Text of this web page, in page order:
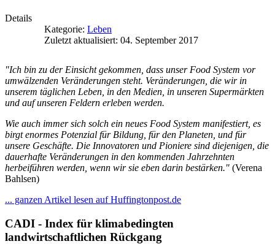
Details
Kategorie: Leben
Zuletzt aktualisiert: 04. September 2017
"Ich bin zu der Einsicht gekommen, dass unser Food System vor
umwälzenden Veränderungen steht. Veränderungen, die wir in
unserem täglichen Leben, in den Medien, in unseren Supermärkten
und auf unseren Feldern erleben werden.
Wie auch immer sich solch ein neues Food System manifestiert, es
birgt enormes Potenzial für Bildung, für den Planeten, und für
unsere Geschäfte. Die Innovatoren und Pioniere sind diejenigen, die
dauerhafte Veränderungen in den kommenden Jahrzehnten
herbeiführen werden, wenn wir sie eben darin bestärken." (Verena
Bahlsen)
... ganzen Artikel lesen auf Huffingtonpost.de
CADI - Index für klimabedingten
landwirtschaftlichen Rückgang